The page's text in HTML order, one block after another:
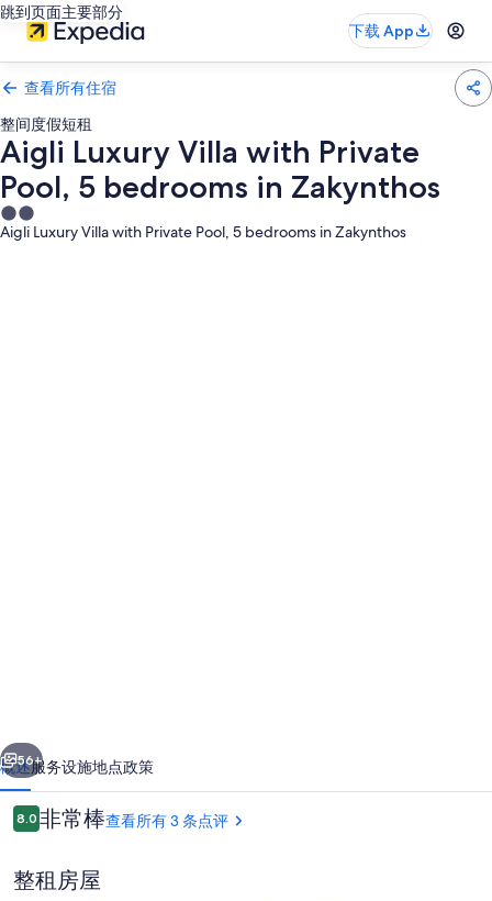
跳到页面主要部分
下载 App
查看所有住宿
整间度假短租
Aigli Luxury Villa with Private
Pool, 5 bedrooms in Zakynthos
2.0
星
Aigli Luxury Villa with Private Pool, 5 bedrooms in Zakynthos
in
Zakynthos
的
照
个 下一个
56+
概述服务设施地点政策
点
评
8.08.0/10
非常棒查看所有 3 条点评
整租房屋